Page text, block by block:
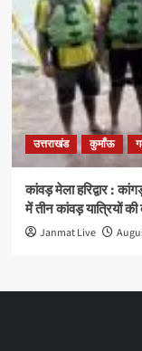
उत्तराखंड कुमाँऊ
कांवड़ मेला हरिद्वार :
में तीन कांवड़ यात्रियों
Janmat Live